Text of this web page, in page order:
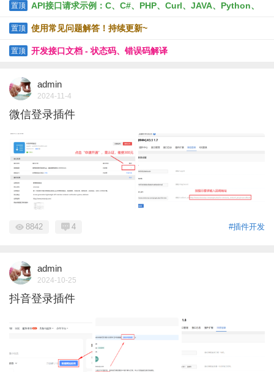
置顶 API接口请求示例：C、C#、PHP、Curl、JAVA、Python、
R、URL-GET等
置顶 使用常见问题解答！持续更新~
置顶 开发接口文档 - 状态码、错误码解译
admin
2024-11-4
微信登录插件
#插件开发
8842 4
admin
2024-10-25
抖音登录插件